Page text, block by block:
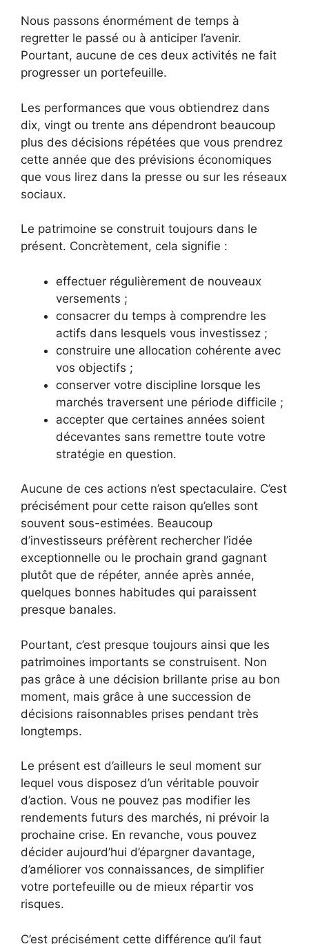
Nous passons énormément de temps à
regretter le passé ou à anticiper l’avenir.
Pourtant, aucune de ces deux activités ne fait
progresser un portefeuille.
Les performances que vous obtiendrez dans
dix, vingt ou trente ans dépendront beaucoup
plus des décisions répétées que vous prendrez
cette année que des prévisions économiques
que vous lirez dans la presse ou sur les réseaux
sociaux.
Le patrimoine se construit toujours dans le
présent. Concrètement, cela signifie :
effectuer régulièrement de nouveaux
versements ;
consacrer du temps à comprendre les
actifs dans lesquels vous investissez ;
construire une allocation cohérente avec
vos objectifs ;
conserver votre discipline lorsque les
marchés traversent une période difficile ;
accepter que certaines années soient
décevantes sans remettre toute votre
stratégie en question.
Aucune de ces actions n’est spectaculaire. C’est
précisément pour cette raison qu’elles sont
souvent sous-estimées. Beaucoup
d’investisseurs préfèrent rechercher l’idée
exceptionnelle ou le prochain grand gagnant
plutôt que de répéter, année après année,
quelques bonnes habitudes qui paraissent
presque banales.
Pourtant, c’est presque toujours ainsi que les
patrimoines importants se construisent. Non
pas grâce à une décision brillante prise au bon
moment, mais grâce à une succession de
décisions raisonnables prises pendant très
longtemps.
Le présent est d’ailleurs le seul moment sur
lequel vous disposez d’un véritable pouvoir
d’action. Vous ne pouvez pas modifier les
rendements futurs des marchés, ni prévoir la
prochaine crise. En revanche, vous pouvez
décider aujourd’hui d’épargner davantage,
d’améliorer vos connaissances, de simplifier
votre portefeuille ou de mieux répartir vos
risques.
C’est précisément cette différence qu’il faut